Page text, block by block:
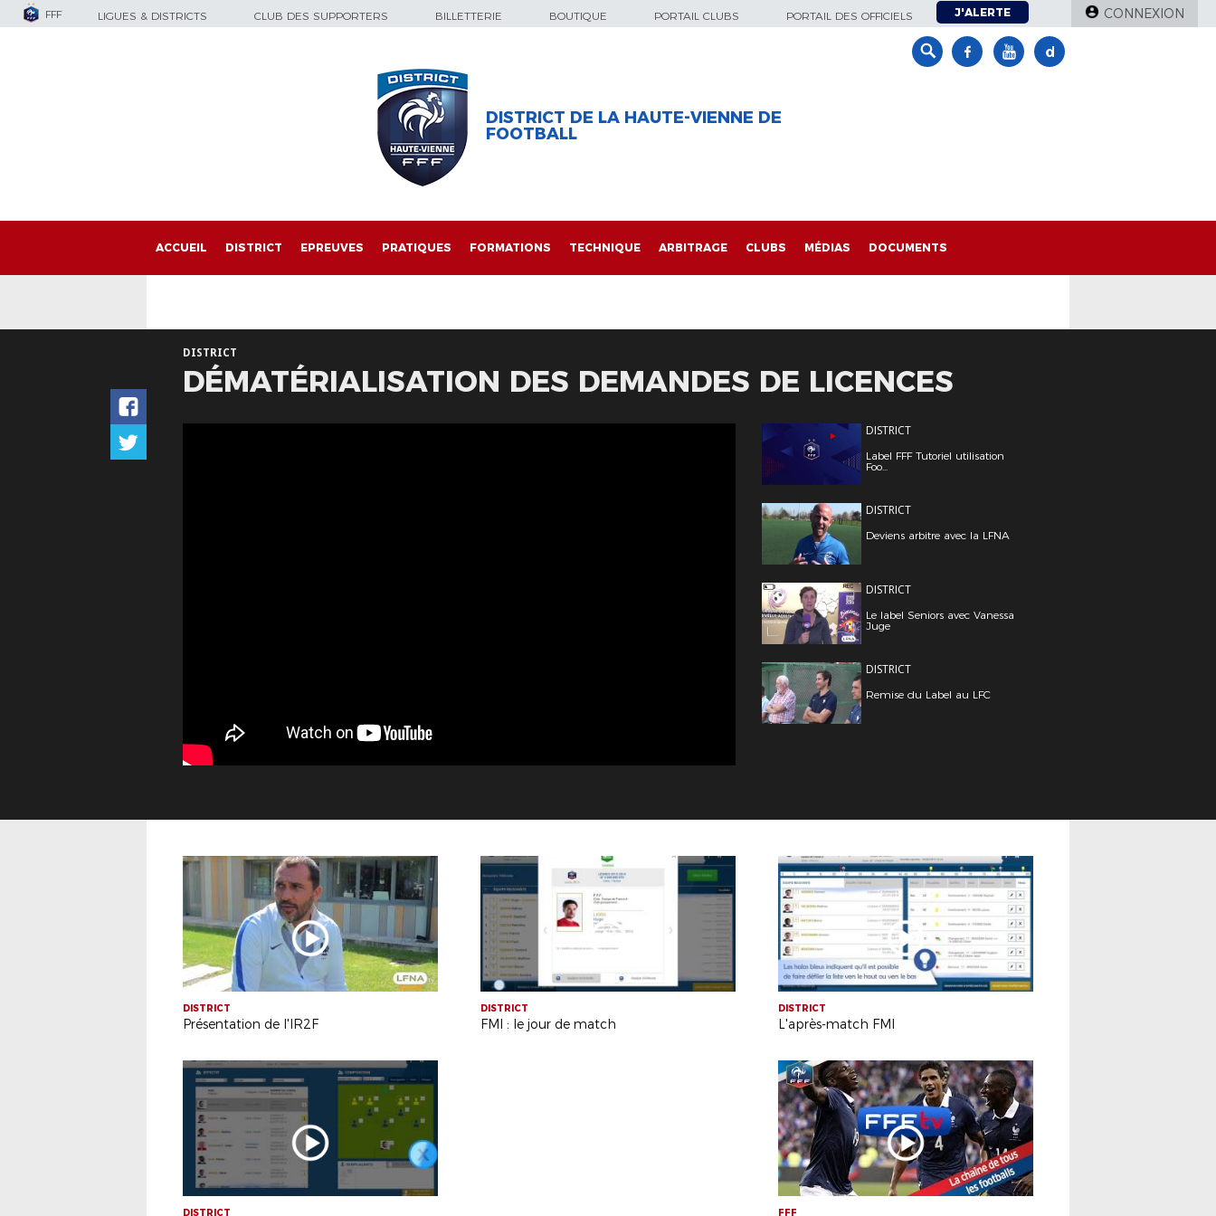
FFF LIGUES & DISTRICTS CLUB DES SUPPORTERS BILLETTERIE BOUTIQUE PORTAIL CLUBS PORTAIL DES OFFICIELS J'ALERTE CONNEXION
DISTRICT DE LA HAUTE-VIENNE DE
FOOTBALL
ACCUEIL DISTRICT EPREUVES PRATIQUES FORMATIONS TECHNIQUE ARBITRAGE CLUBS MÉDIAS DOCUMENTS
DISTRICT
DÉMATÉRIALISATION DES DEMANDES DE LICENCES
DISTRICT
Label FFF Tutoriel utilisation
Foo...
DISTRICT
Deviens arbitre avec la LFNA
DISTRICT
Le label Seniors avec Vanessa
Juge
DISTRICT
Remise du Label au LFC
DISTRICT
Présentation de l'IR2F
DISTRICT
FMI : le jour de match
DISTRICT
L'après-match FMI
DISTRICT FFF